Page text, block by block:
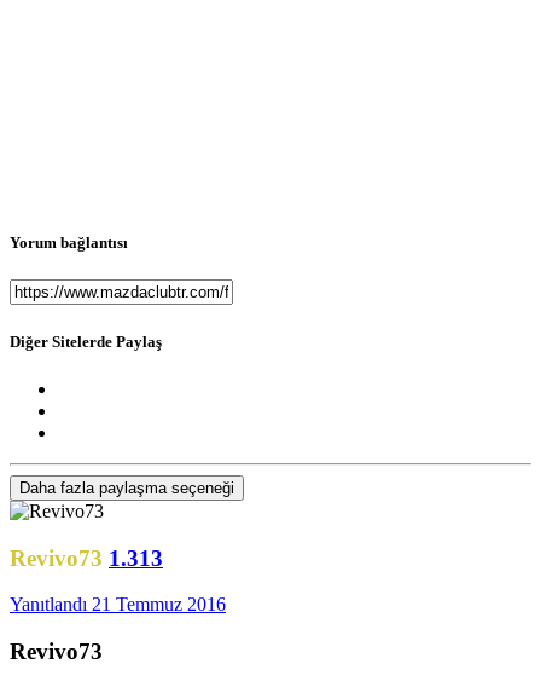
Yorum bağlantısı
Diğer Sitelerde Paylaş
Daha fazla paylaşma seçeneği
Revivo73 1.313
Yanıtlandı 21 Temmuz 2016
Revivo73